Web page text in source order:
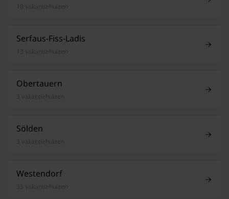
10 vakantiehuizen
Serfaus-Fiss-Ladis
13 vakantiehuizen
Obertauern
3 vakantiehuizen
Sölden
3 vakantiehuizen
Westendorf
35 vakantiehuizen